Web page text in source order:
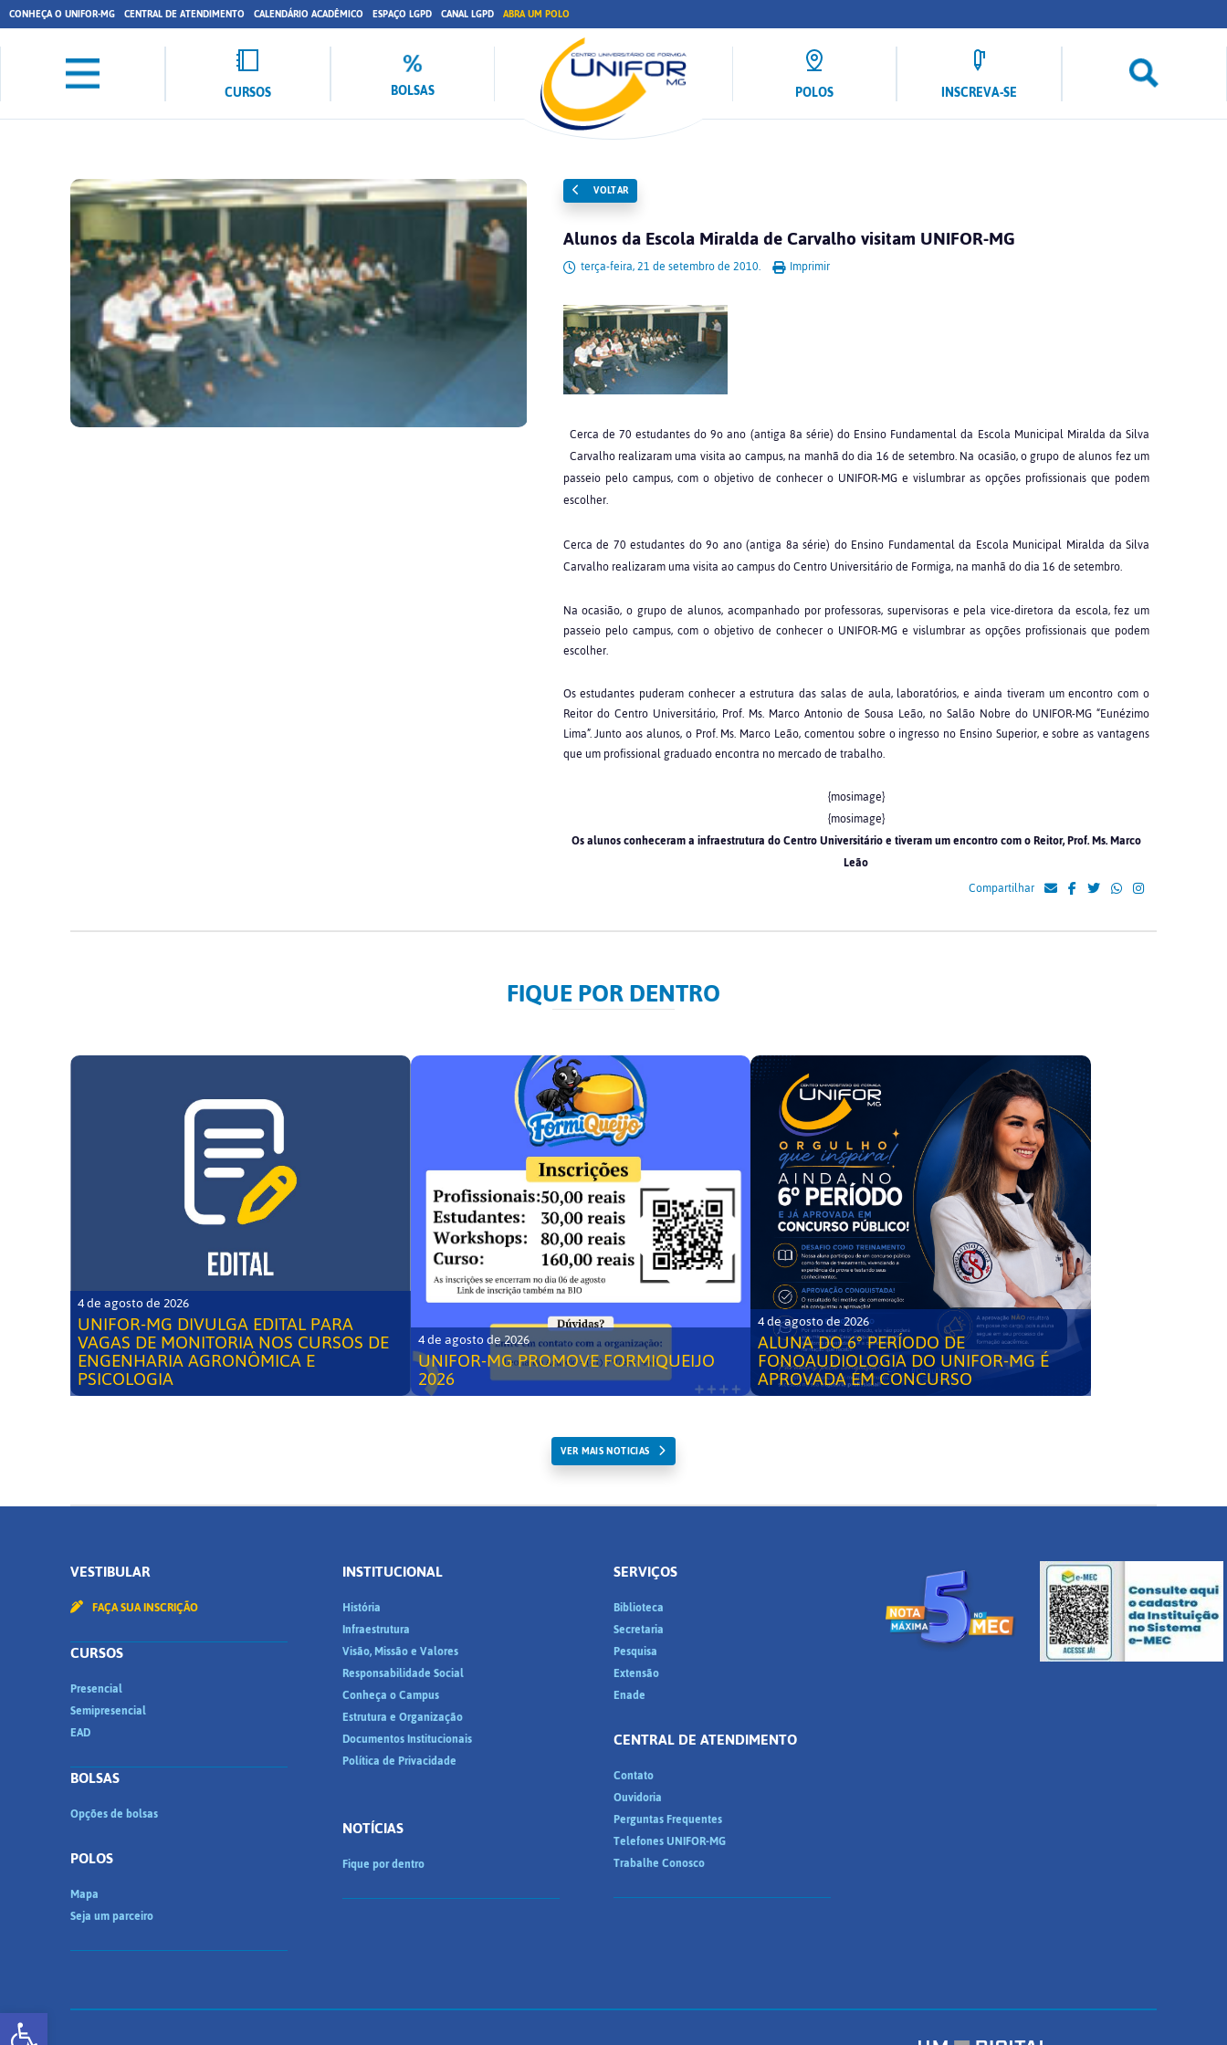
Abrir a barra de ferramentas
CONHEÇA O UNIFOR-MG CENTRAL DE ATENDIMENTO CALENDÁRIO ACADÊMICO ESPAÇO LGPD CANAL LGPD ABRA UM POLO
CURSOS BOLSAS POLOS INSCREVA-SE
VOLTAR
Alunos da Escola Miralda de Carvalho visitam UNIFOR-MG
terça-feira, 21 de setembro de 2010. Imprimir
Cerca de 70 estudantes do 9o ano (antiga 8a série) do Ensino Fundamental da Escola Municipal Miralda da Silva
Carvalho realizaram uma visita ao campus, na manhã do dia 16 de setembro. Na ocasião, o grupo de alunos fez um
passeio pelo campus, com o objetivo de conhecer o UNIFOR-MG e vislumbrar as opções profissionais que podem
escolher.
Cerca de 70 estudantes do 9o ano (antiga 8a série) do Ensino Fundamental da Escola Municipal Miralda da Silva
Carvalho realizaram uma visita ao campus do Centro Universitário de Formiga, na manhã do dia 16 de setembro.
Na ocasião, o grupo de alunos, acompanhado por professoras, supervisoras e pela vice-diretora da escola, fez um
passeio pelo campus, com o objetivo de conhecer o UNIFOR-MG e vislumbrar as opções profissionais que podem
escolher.
Os estudantes puderam conhecer a estrutura das salas de aula, laboratórios, e ainda tiveram um encontro com o
Reitor do Centro Universitário, Prof. Ms. Marco Antonio de Sousa Leão, no Salão Nobre do UNIFOR-MG “Eunézimo
Lima”. Junto aos alunos, o Prof. Ms. Marco Leão, comentou sobre o ingresso no Ensino Superior, e sobre as vantagens
que um profissional graduado encontra no mercado de trabalho.
{mosimage}
{mosimage}
Os alunos conheceram a infraestrutura do Centro Universitário e tiveram um encontro com o Reitor, Prof. Ms. Marco
Leão
Compartilhar
FIQUE POR DENTRO
4 de agosto de 2026
UNIFOR-MG DIVULGA EDITAL PARA
VAGAS DE MONITORIA NOS CURSOS DE
ENGENHARIA AGRONÔMICA E
PSICOLOGIA
4 de agosto de 2026
UNIFOR-MG PROMOVE FORMIQUEIJO
2026
4 de agosto de 2026
ALUNA DO 6° PERÍODO DE
FONOAUDIOLOGIA DO UNIFOR-MG É
APROVADA EM CONCURSO
VER MAIS NOTICIAS
VESTIBULAR
FAÇA SUA INSCRIÇÃO
CURSOS
Presencial
Semipresencial
EAD
BOLSAS
Opções de bolsas
POLOS
Mapa
Seja um parceiro
INSTITUCIONAL
História
Infraestrutura
Visão, Missão e Valores
Responsabilidade Social
Conheça o Campus
Estrutura e Organização
Documentos Institucionais
Política de Privacidade
NOTÍCIAS
Fique por dentro
SERVIÇOS
Biblioteca
Secretaria
Pesquisa
Extensão
Enade
CENTRAL DE ATENDIMENTO
Contato
Ouvidoria
Perguntas Frequentes
Telefones UNIFOR-MG
Trabalhe Conosco